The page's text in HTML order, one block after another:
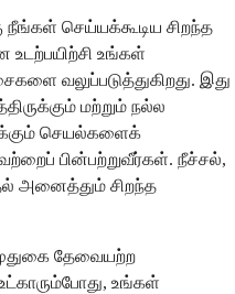
நீங்கள் செய்யக்கூடிய சிறந்த
உங்கள்
வலுப்படுத்துகிறது. இது
மற்றும் நல்ல
செயல்களைக்
பின்பற்றுவீர்கள். நீச்சல்,
அனைத்தும் சிறந்த
தேவையற்ற
உட்காரும்போது, ​​உங்கள்